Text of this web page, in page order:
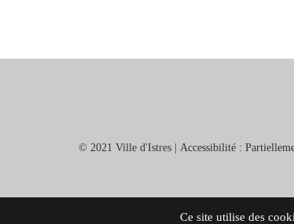
© 2021 Ville d'Istres | Accessibilité :
Ce site utilise des